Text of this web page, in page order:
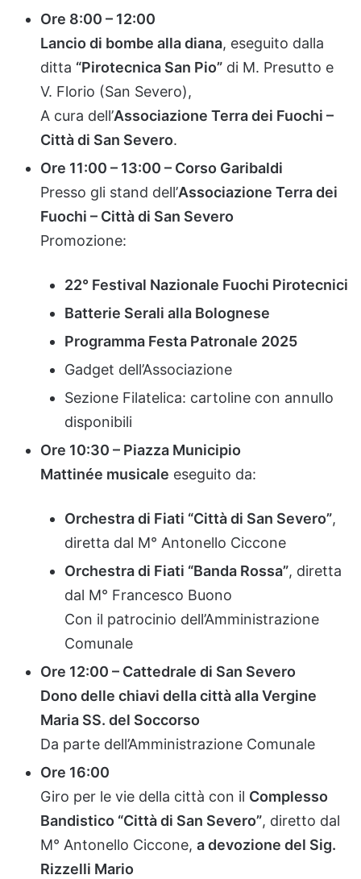
Ore 8:00 – 12:00
Lancio di bombe alladiana, eseguito dalla
ditta “Pirotecnica San Pio” di M. Presutto e
V. Florio (San Severo),
A cura dell’Associazione Terradei Fuochi –
Cittàdi San Severo.
Ore 11:00 – 13:00 – Corso Garibaldi
Presso gli stand dell’Associazione Terradei
Fuochi – Cittàdi San Severo
Promozione:
22° Festival Nazionale Fuochi Pirotecnici
Batterie Serali alla Bolognese
Programma Festa Patronale 2025
Gadget dell’Associazione
Sezione Filatelica: cartoline con annullo
disponibili
Ore 10:30 – Piazza Municipio
Mattinée musicale eseguito da:
Orchestradi Fiati “Cittàdi San Severo”,
diretta dal M° Antonello Ciccone
Orchestradi Fiati “Banda Rossa”, diretta
dal M° Francesco Buono
Con il patrocinio dell’Amministrazione
Comunale
Ore 12:00 – Cattedrale di San Severo
Dono delle chiavi dellacittàallaVergine
Maria SS. del Soccorso
Da parte dell’Amministrazione Comunale
Ore 16:00
Giro per le vie della città con il Complesso
Bandistico “Cittàdi San Severo”, diretto dal
M° Antonello Ciccone, adevozione del Sig.
Rizzelli Mario